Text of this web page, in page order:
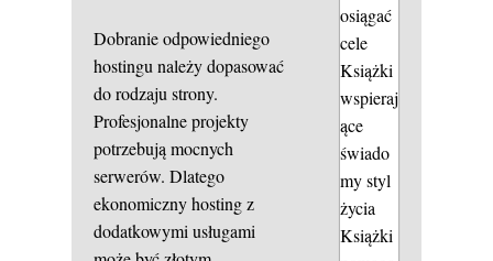
Dobranie odpowiedniego
hostingu należy dopasować
do rodzaju strony.
Profesjonalne projekty
potrzebują mocnych
serwerów. Dlatego
ekonomiczny hosting z
dodatkowymi usługami
osiągać
cele
Książki
wspieraj
ące
świado
my styl
życia
Książki